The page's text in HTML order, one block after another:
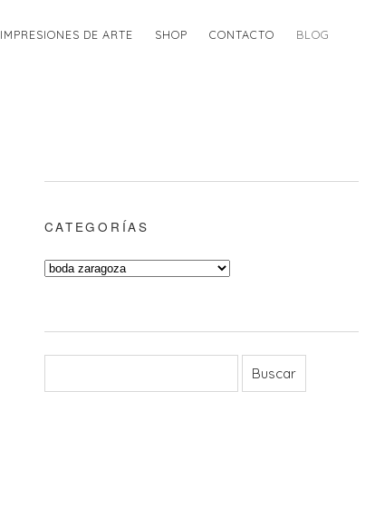
IMPRESIONES DE ARTE SHOP CONTACTO BLOG
CATEGORÍAS